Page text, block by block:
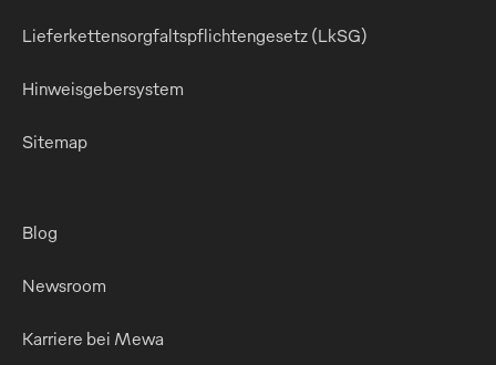
Lieferkettensorgfaltspflichtengesetz (LkSG)
Hinweisgebersystem
Sitemap
Blog
Newsroom
Karriere bei Mewa